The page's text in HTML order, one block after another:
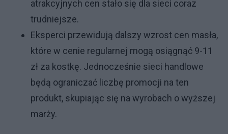
atrakcyjnych cen stało się dla sieci coraz
trudniejsze.
Eksperci przewidują dalszy wzrost cen masła,
które w cenie regularnej mogą osiągnąć 9-11
zł za kostkę. Jednocześnie sieci handlowe
będą ograniczać liczbę promocji na ten
produkt, skupiając się na wyrobach o wyższej
marży.